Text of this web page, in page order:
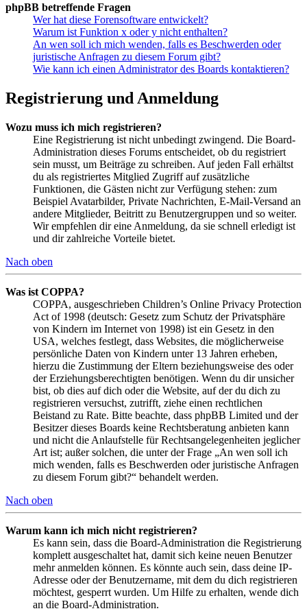
phpBB betreffende Fragen
Wer hat diese Forensoftware entwickelt?
Warum ist Funktion x oder y nicht enthalten?
An wen soll ich mich wenden, falls es Beschwerden oder
juristische Anfragen zu diesem Forum gibt?
Wie kann ich einen Administrator des Boards kontaktieren?
Registrierung und Anmeldung
Wozu muss ich mich registrieren?
Eine Registrierung ist nicht unbedingt zwingend. Die Board-
Administration dieses Forums entscheidet, ob du registriert
sein musst, um Beiträge zu schreiben. Auf jeden Fall erhältst
du als registriertes Mitglied Zugriff auf zusätzliche
Funktionen, die Gästen nicht zur Verfügung stehen: zum
Beispiel Avatarbilder, Private Nachrichten, E-Mail-Versand an
andere Mitglieder, Beitritt zu Benutzergruppen und so weiter.
Wir empfehlen dir eine Anmeldung, da sie schnell erledigt ist
und dir zahlreiche Vorteile bietet.
Nach oben
Was ist COPPA?
COPPA, ausgeschrieben Children’s Online Privacy Protection
Act of 1998 (deutsch: Gesetz zum Schutz der Privatsphäre
von Kindern im Internet von 1998) ist ein Gesetz in den
USA, welches festlegt, dass Websites, die möglicherweise
persönliche Daten von Kindern unter 13 Jahren erheben,
hierzu die Zustimmung der Eltern beziehungsweise des oder
der Erziehungsberechtigten benötigen. Wenn du dir unsicher
bist, ob dies auf dich oder die Website, auf der du dich zu
registrieren versuchst, zutrifft, ziehe einen rechtlichen
Beistand zu Rate. Bitte beachte, dass phpBB Limited und der
Besitzer dieses Boards keine Rechtsberatung anbieten kann
und nicht die Anlaufstelle für Rechtsangelegenheiten jeglicher
Art ist; außer solchen, die unter der Frage „An wen soll ich
mich wenden, falls es Beschwerden oder juristische Anfragen
zu diesem Forum gibt?“ behandelt werden.
Nach oben
Warum kann ich mich nicht registrieren?
Es kann sein, dass die Board-Administration die Registrierung
komplett ausgeschaltet hat, damit sich keine neuen Benutzer
mehr anmelden können. Es könnte auch sein, dass deine IP-
Adresse oder der Benutzername, mit dem du dich registrieren
möchtest, gesperrt wurden. Um Hilfe zu erhalten, wende dich
an die Board-Administration.